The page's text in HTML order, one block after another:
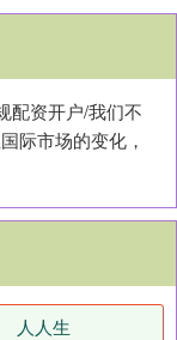
配资开户/我们不
际市场的变化，
人人生